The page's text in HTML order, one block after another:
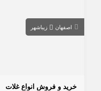
اصفهان زیباشهر
خرید و فروش انواع غلات